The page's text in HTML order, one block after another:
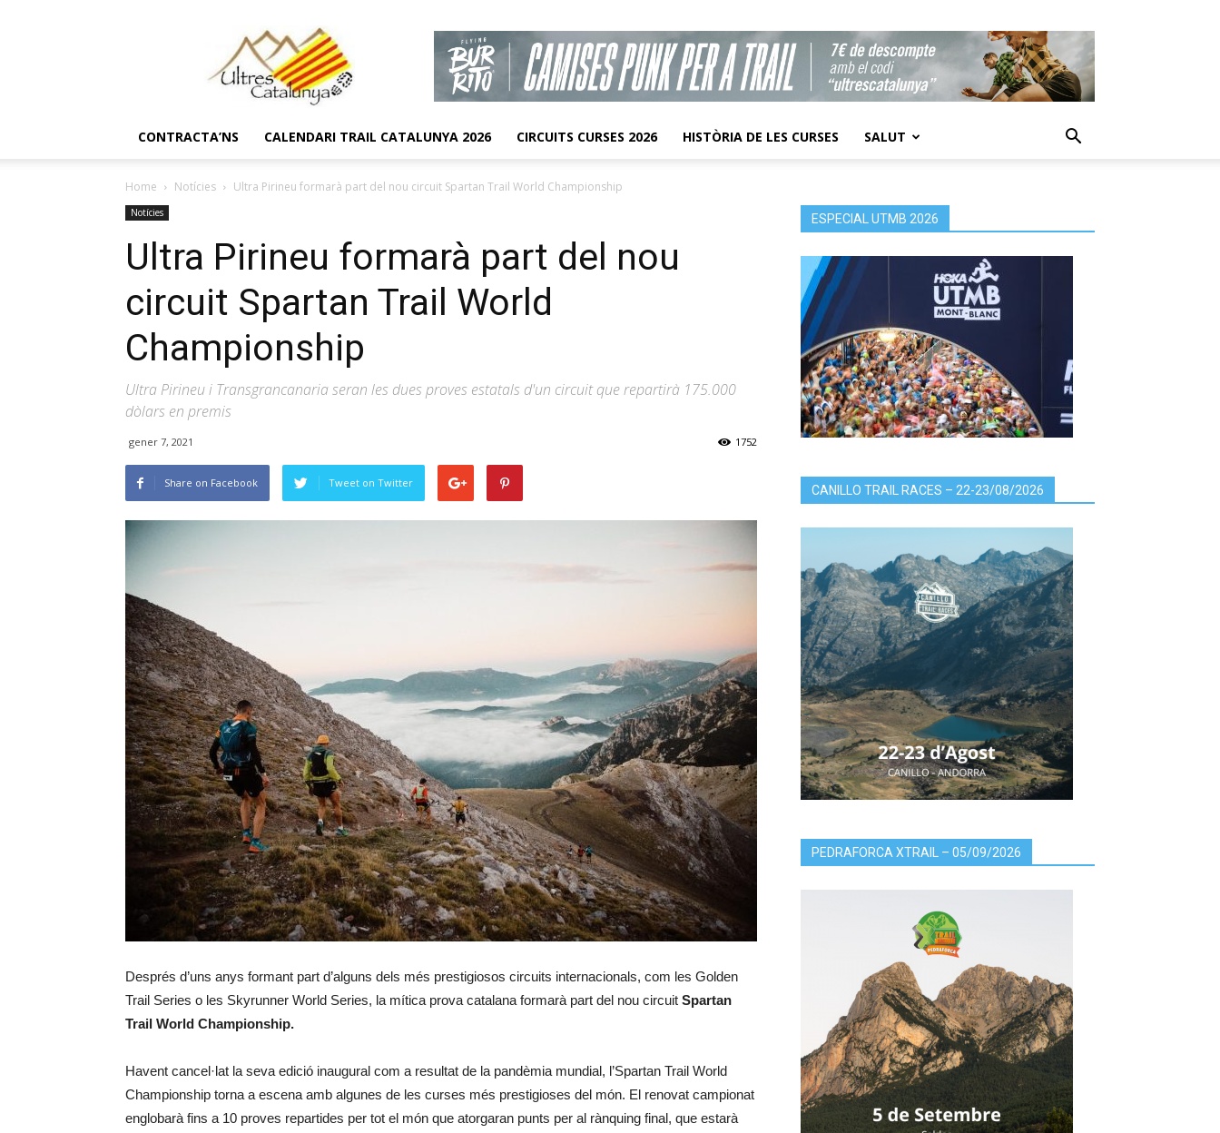
CONTRACTA’NS CALENDARI TRAIL CATALUNYA 2026 CIRCUITS CURSES 2026 HISTÒRIA DE LES CURSES SALUT
Home Notícies Ultra Pirineu formarà part del nou circuit Spartan Trail World Championship
Notícies
Ultra Pirineu formarà part del nou
circuit Spartan Trail World
Championship
Ultra Pirineu i Transgrancanaria seran les dues proves estatals d'un circuit que repartirà 175.000
dòlars en premis
gener 7, 2021 1752
Share on Facebook Tweet on Twitter
Després d’uns anys formant part d’alguns dels més prestigiosos circuits internacionals, com les Golden
Trail Series o les Skyrunner World Series, la mítica prova catalana formarà part del nou circuit Spartan
Trail World Championship.
Havent cancel·lat la seva edició inaugural com a resultat de la pandèmia mundial, l’Spartan Trail World
Championship torna a escena amb algunes de les curses més prestigioses del món. El renovat campionat
englobarà fins a 10 proves repartides per tot el món que atorgaran punts per al rànquing final, que estarà
ESPECIAL UTMB 2026
CANILLO TRAIL RACES – 22-23/08/2026
PEDRAFORCA XTRAIL – 05/09/2026